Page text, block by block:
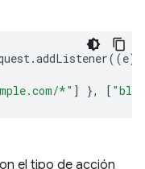
.addListener((e)
*" ] }, [
el tipo de acción